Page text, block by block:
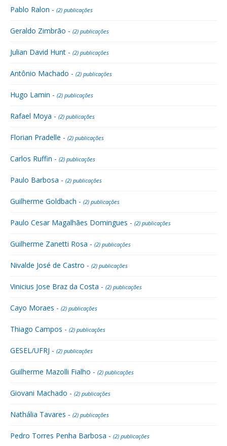
Pablo Ralon - (2) publicações
Geraldo Zimbrão - (2) publicações
Julian David Hunt - (2) publicações
Antônio Machado - (2) publicações
Hugo Lamin - (2) publicações
Rafael Moya - (2) publicações
Florian Pradelle - (2) publicações
Carlos Ruffin - (2) publicações
Paulo Barbosa - (2) publicações
Guilherme Goldbach - (2) publicações
Paulo Cesar Magalhães Domingues - (2) publicações
Guilherme Zanetti Rosa - (2) publicações
Nivalde José de Castro - (2) publicações
Vinicius Jose Braz da Costa - (2) publicações
Cayo Moraes - (2) publicações
Thiago Campos - (2) publicações
GESEL/UFRJ - (2) publicações
Guilherme Mazolli Fialho - (2) publicações
Giovani Machado - (2) publicações
Nathália Tavares - (2) publicações
Pedro Torres Penha Barbosa - (2) publicações